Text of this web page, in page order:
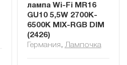
лампа Wi-Fi MR16
GU10 5,5W 2700K-
6500K MIX-RGB DIM
(2426)
Германия , Лампочка